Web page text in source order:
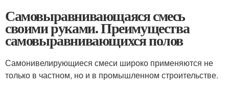
Самовыравнивающаяся смесь
своими руками. Преимущества
самовыравнивающихся полов
Самонивелирующиеся смеси широко применяются не
только в частном, но и в промышленном строительстве.